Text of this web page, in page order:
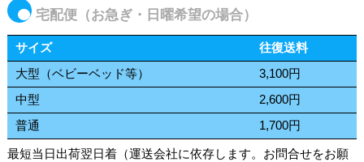
宅配便（お急ぎ・日曜希望の場合）
サイズ
往復送料
大型（ベビーベッド等）
3,100円
中型
2,600円
普通
1,700円
最短当日出荷翌日着（運送会社に依存します。お問合せをお願